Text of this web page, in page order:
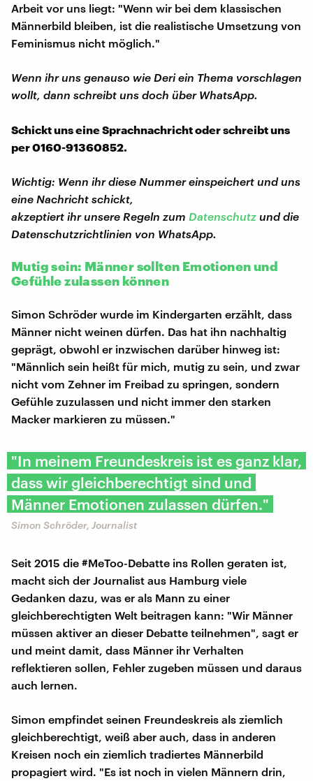
Arbeit vor uns liegt: "Wenn wir bei dem klassischen
Männerbild bleiben, ist die realistische Umsetzung von
Feminismus nicht möglich."
Wenn ihr uns genauso wie Deri ein Thema vorschlagen
wollt, dann schreibt uns doch über WhatsApp.
Schickt uns eine Sprachnachricht oder schreibt uns
per 0160-91360852.
Wichtig: Wenn ihr diese Nummer einspeichert und uns
eine Nachricht schickt,
akzeptiert ihr unsere Regeln zum Datenschutz und die
Datenschutzrichtlinien von WhatsApp.
Mutig sein: Männer sollten Emotionen und
Gefühle zulassen können
Simon Schröder wurde im Kindergarten erzählt, dass
Männer nicht weinen dürfen. Das hat ihn nachhaltig
geprägt, obwohl er inzwischen darüber hinweg ist:
"Männlich sein heißt für mich, mutig zu sein, und zwar
nicht vom Zehner im Freibad zu springen, sondern
Gefühle zuzulassen und nicht immer den starken
Macker markieren zu müssen."
"In meinem Freundeskreis ist es ganz klar,
dass wir gleichberechtigt sind und
Männer Emotionen zulassen dürfen."
Simon Schröder, Journalist
Seit 2015 die #MeToo-Debatte ins Rollen geraten ist,
macht sich der Journalist aus Hamburg viele
Gedanken dazu, was er als Mann zu einer
gleichberechtigten Welt beitragen kann: "Wir Männer
müssen aktiver an dieser Debatte teilnehmen", sagt er
und meint damit, dass Männer ihr Verhalten
reflektieren sollen, Fehler zugeben müssen und daraus
auch lernen.
Simon empfindet seinen Freundeskreis als ziemlich
gleichberechtigt, weiß aber auch, dass in anderen
Kreisen noch ein ziemlich tradiertes Männerbild
propagiert wird. "Es ist noch in vielen Männern drin,